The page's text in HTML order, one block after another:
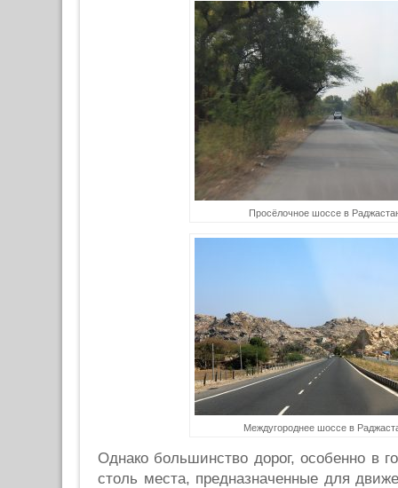
Просёлочное шоссе в
Междугороднее шоссе в
Однако большинство дорог, особенно в
столь места, предназначенные для